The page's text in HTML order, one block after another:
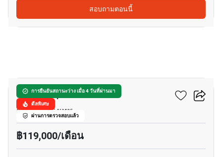
สอบถามตอนนี้
การยืนยันสถานะว่าง เมื่อ 4 วันที่ผ่านมา
ดีลพิเศษ
ผ่านการตรวจสอบแล้ว
คิว วัน สุขุมวิท
สุขุมวิท, กรุงเทพ
฿119,000/เดือน